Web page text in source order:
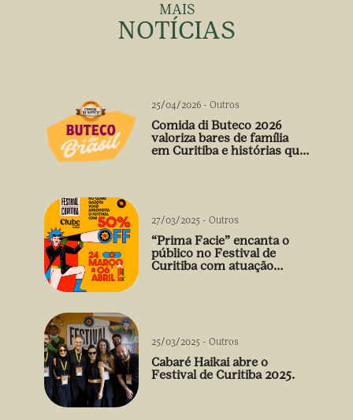
MAIS
NOTÍCIAS
25/04/2026 - Outros
Comida di Buteco 2026
valoriza bares de família
em Curitiba e histórias que
27/03/2025 - Outros
“Prima Facie” encanta o
público no Festival de
Curitiba com atuação
25/03/2025 - Outros
Cabaré Haikai abre o
Festival de Curitiba 2025.